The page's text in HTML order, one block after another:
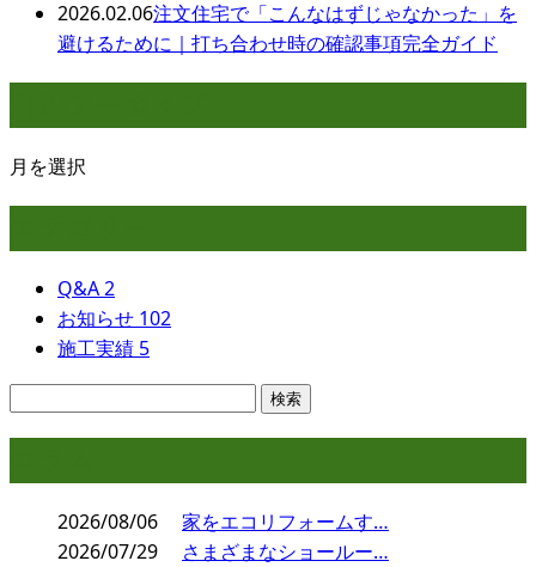
2026.02.06注文住宅で「こんなはずじゃなかった」を
避けるために｜打ち合わせ時の確認事項完全ガイド
月を選択
Q&A2
お知らせ 102
施工実績 5
2026/08/06
家をエコリフォームす…
2026/07/29
さまざまなショールー…